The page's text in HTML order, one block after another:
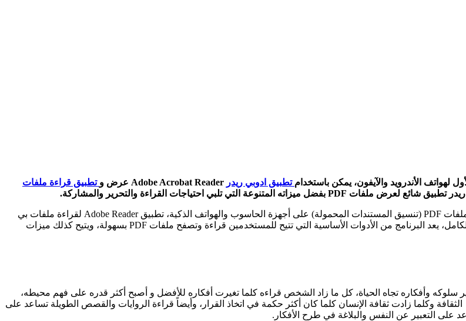
تطبيق ادوبي ريدر
تطبيق قراءة ملفات
تطبيق أدوبي ريدر للهاتف، هو برنامج من تطوير شركة Adobe يُستخدم لعرض وقراءة ملفات PDF (تنسيق المستندات المحمولة) على أجهزة الحاسوب والهواتف الذكية، تطبيق Adobe Reader لقراءة ملفات بي
دي اف على الجوال ، يتميز بالسهولة و الوضوح والحجم الخفيف إضافة إلا أنه مجاني بالكامل، يعد البرنامج من الأدوات الأساسية التي تتيح للمستخدمين قراءة وتصفح ملفات PDF بسهولة، ويتيح كذلك ميزات
وأفكاره تجاه الحياة، كل ما زاد الشخص قراءه كلما تغيرت أفكاره للأفضل و أصبح أكثر قدره على فهم محيطه،
وكلما زادت ثقافة الإنسان كلما كان أكثر حكمة في اتخاذ القرار، وأيضاً قراءة الروايات والقصص الطويلة تساعد على
على التعبير عن النفس والبلاغة في طرح الأفكار.